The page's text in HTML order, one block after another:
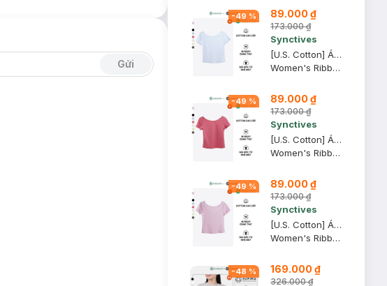
Gửi
-49 % 89.000 ₫
173.000 ₫
Synctives
[U.S. Cotton] Áo Thun Nữ Cổ Thuyền Synctives Slim Fit, Trắng, XL - CWTS0013
Women's Ribbed U-neck Low Back T-shirt
-49 % 89.000 ₫
173.000 ₫
Synctives
[U.S. Cotton] Áo Thun Nữ Cổ Thuyền Synctives Slim Fit, Hồng Mận, M - CWTS0013
Women's Ribbed U-neck Low Back T-shirt
-49 % 89.000 ₫
173.000 ₫
Synctives
[U.S. Cotton] Áo Thun Nữ Cổ Thuyền Synctives Slim Fit, Hồng Phấn, L - CWTS0013
Women's Ribbed U-neck Low Back T-shirt
-48 % 169.000 ₫
326.000 ₫